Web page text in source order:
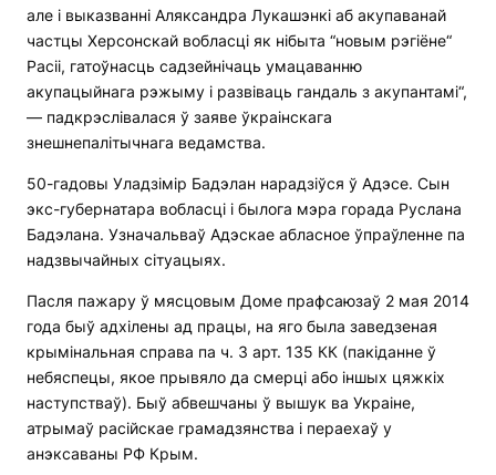
але і выказванні Аляксандра Лукашэнкі аб акупаванай
частцы Херсонскай вобласці як нібыта “новым рэгіёне“
Расіі, гатоўнасць садзейнічаць умацаванню
акупацыйнага рэжыму і развіваць гандаль з акупантамі“,
— падкрэслівалася ў заяве ўкраінскага
знешнепалітычнага ведамства.
50-гадовы Уладзімір Бадэлан нарадзіўся ў Адэсе. Сын
экс-губернатара вобласці і былога мэра горада Руслана
Бадэлана. Узначальваў Адэскае абласное ўпраўленне па
надзвычайных сітуацыях.
Пасля пажару ў мясцовым Доме прафсаюзаў 2 мая 2014
года быў адхілены ад працы, на яго была заведзеная
крымінальная справа па ч. 3 арт. 135 КК (пакіданне ў
небяспецы, якое прывяло да смерці або іншых цяжкіх
наступстваў). Быў абвешчаны ў вышук ва Украіне,
атрымаў расійскае грамадзянства і пераехаў у
анэксаваны РФ Крым.